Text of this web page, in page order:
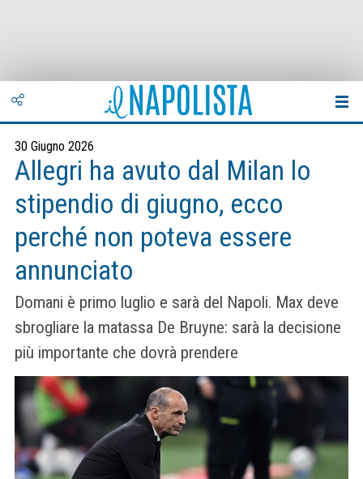
30 Giugno 2026
Allegri ha avuto dal Milan lo
stipendio di giugno, ecco
perché non poteva essere
annunciato
Domani è primo luglio e sarà del Napoli. Max deve
sbrogliare la matassa De Bruyne: sarà la decisione
più importante che dovrà prendere